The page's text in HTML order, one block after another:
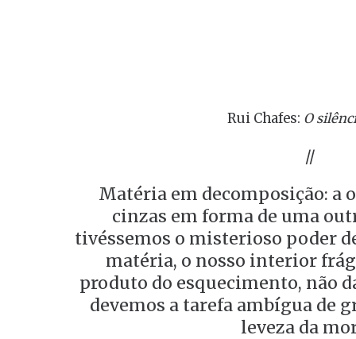
Rui Chafes: O
//
Matéria em decomposição: a
cinzas em forma de uma
tivéssemos o misterioso poder
matéria, o nosso interior
produto do esquecimento, não
devemos a tarefa ambígua de
leveza da